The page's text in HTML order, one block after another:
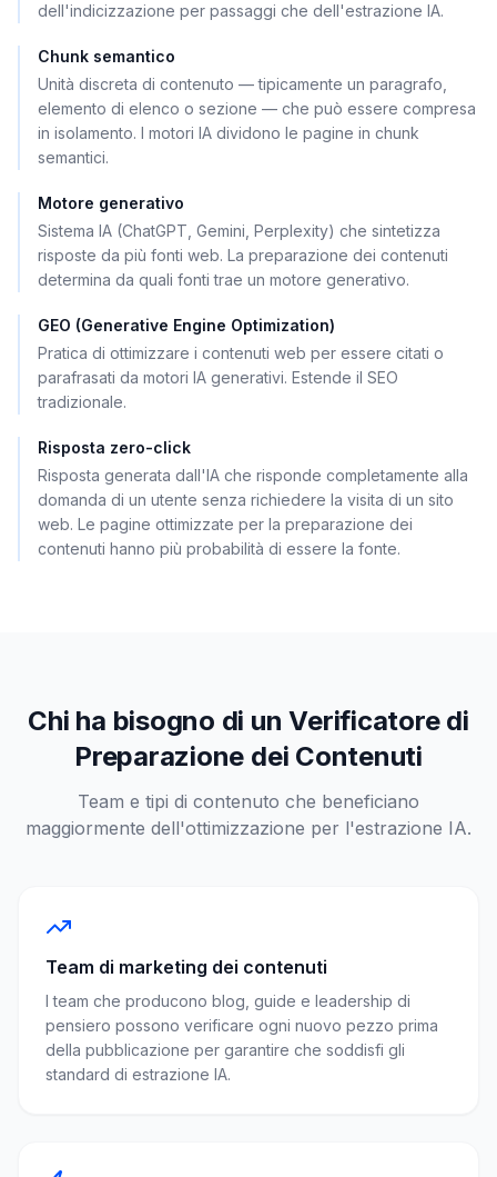
dell'indicizzazione per passaggi che dell'estrazione IA.
Chunk semantico
Unità discreta di contenuto — tipicamente un paragrafo,
elemento di elenco o sezione — che può essere compresa
in isolamento. I motori IA dividono le pagine in chunk
semantici.
Motore generativo
Sistema IA (ChatGPT, Gemini, Perplexity) che sintetizza
risposte da più fonti web. La preparazione dei contenuti
determina da quali fonti trae un motore generativo.
GEO (Generative Engine Optimization)
Pratica di ottimizzare i contenuti web per essere citati o
parafrasati da motori IA generativi. Estende il SEO
tradizionale.
Risposta zero-click
Risposta generata dall'IA che risponde completamente alla
domanda di un utente senza richiedere la visita di un sito
web. Le pagine ottimizzate per la preparazione dei
contenuti hanno più probabilità di essere la fonte.
Chi ha bisogno di un Verificatore di
Preparazione dei Contenuti
Team e tipi di contenuto che beneficiano
maggiormente dell'ottimizzazione per l'estrazione IA.
Team di marketing dei contenuti
I team che producono blog, guide e leadership di
pensiero possono verificare ogni nuovo pezzo prima
della pubblicazione per garantire che soddisfi gli
standard di estrazione IA.